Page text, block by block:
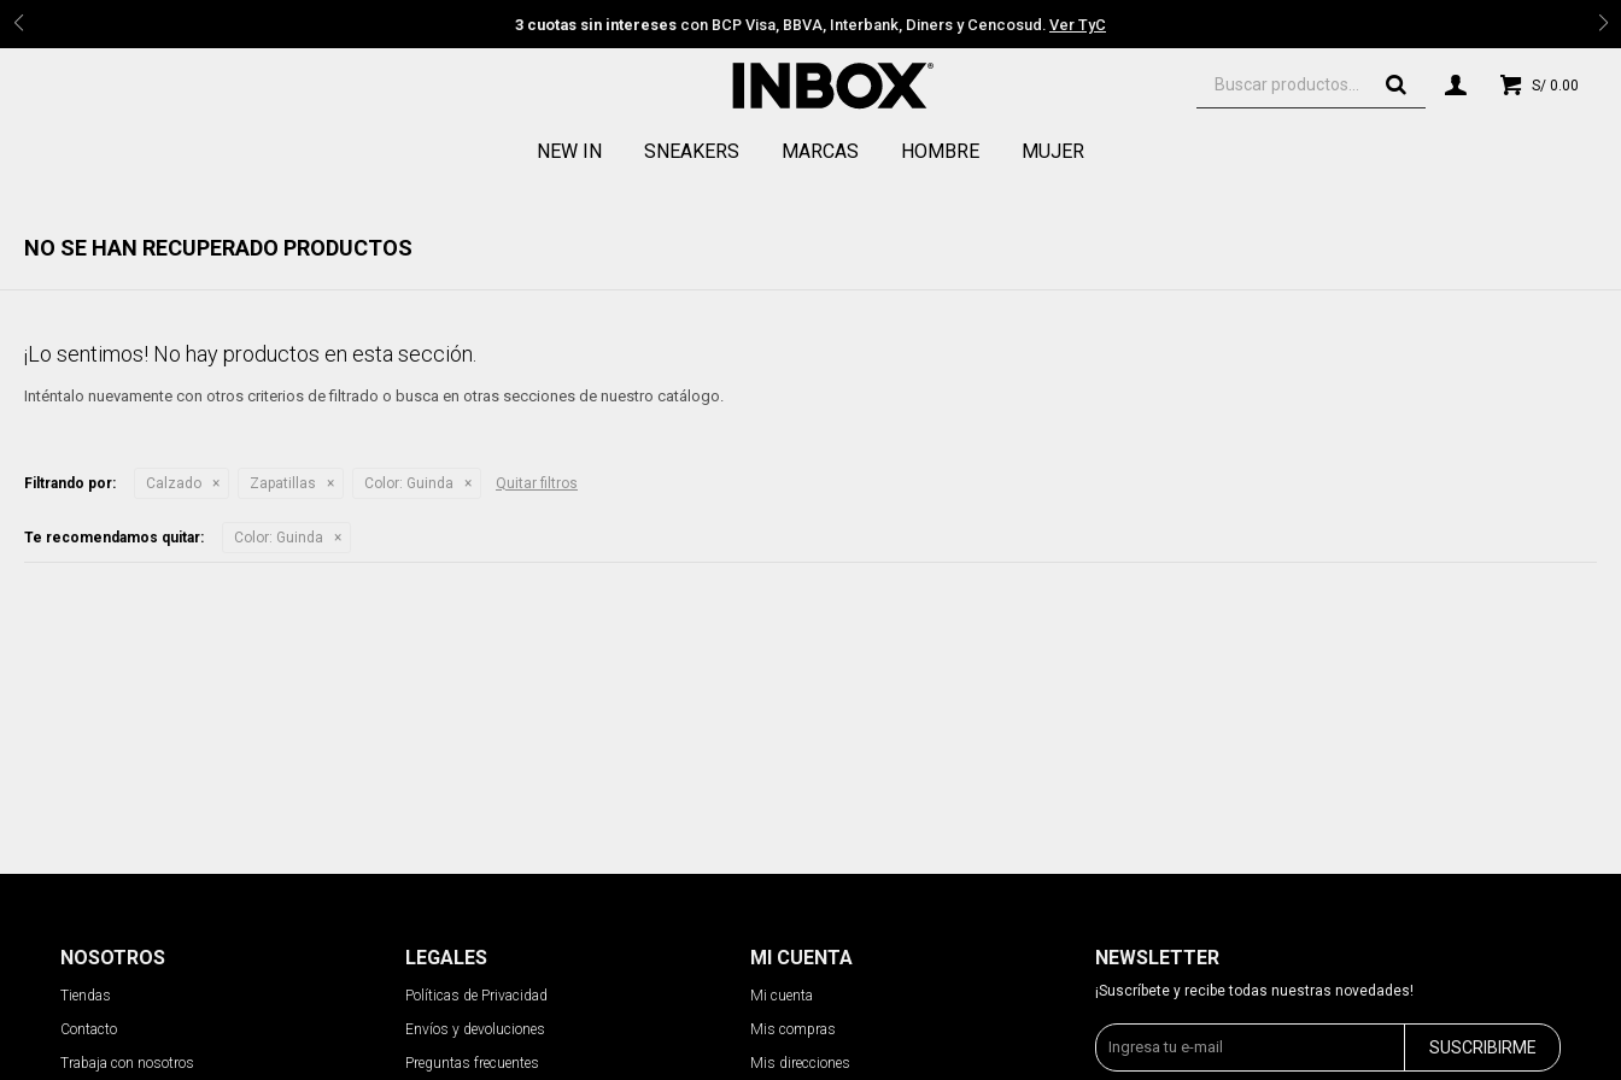
3 cuotas sin intereses con BCP Visa, BBVA, Interbank, Diners y Cencosud. Ver TyC
NEW IN SNEAKERS MARCAS HOMBRE MUJER
S/ 0.00
NO SE HAN RECUPERADO PRODUCTOS
¡Lo sentimos! No hay productos en esta sección.
Inténtalo nuevamente con otros criterios de filtrado o busca en otras secciones de nuestro catálogo.
Filtrando por: Calzado Zapatillas Color: Guinda Quitar filtros
Te recomendamos quitar: Color: Guinda
NOSOTROS
Tiendas
Contacto
Trabaja con nosotros
LEGALES
Políticas de Privacidad
Envíos y devoluciones
Preguntas frecuentes
MI CUENTA
Mi cuenta
Mis compras
Mis direcciones
NEWSLETTER
¡Suscríbete y recibe todas nuestras novedades!
SUSCRIBIRME